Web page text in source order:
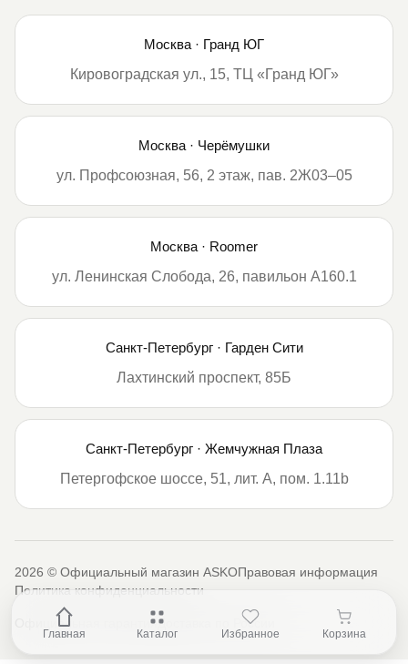
Главная Каталог Избранное Корзина
Москва · Гранд ЮГ
Кировоградская ул., 15, ТЦ «Гранд ЮГ»
Москва · Черёмушки
ул. Профсоюзная, 56, 2 этаж, пав. 2Ж03–05
Москва · Roomer
ул. Ленинская Слобода, 26, павильон А160.1
Санкт-Петербург · Гарден Сити
Лахтинский проспект, 85Б
Санкт-Петербург · Жемчужная Плаза
Петергофское шоссе, 51, лит. А, пом. 1.11b
2026 © Официальный магазин ASKOПравовая информация
Политика конфиденциальности
Официальная гарантияДоставка по России